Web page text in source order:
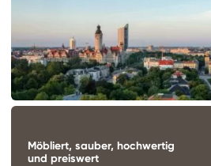
Möbliert, sauber, hochwertig
und preiswert